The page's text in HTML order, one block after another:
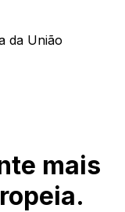
da União
mais